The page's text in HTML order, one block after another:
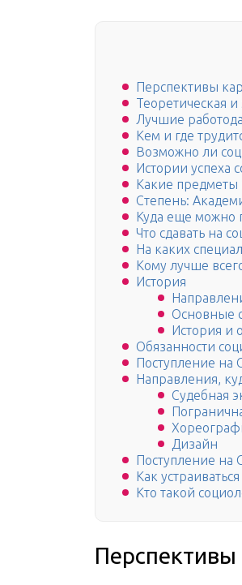
Перспективы
Теоретическая
Лучшие
Кем и где
Возможно ли
Истории успеха
Какие предметы
Степень:
Куда еще можно
Что сдавать на
На каких
Кому лучше
История
Основные
История и
Обязанности
Поступление на
Направления,
Судебная
Дизайн
Поступление на
Как
Кто такой